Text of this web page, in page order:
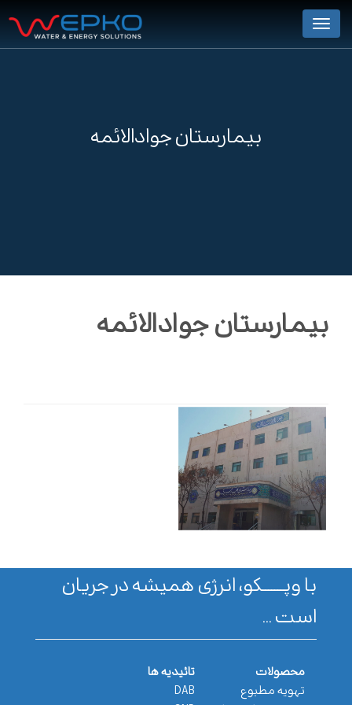
Menu
بیمارستان جوادالائمه
بیمارستان جوادالائمه
با وپـــــــکو، انرژی همیشه در جریان
است ...
محصولات
تهویه مطبوع
تائیدیه ها
DAB